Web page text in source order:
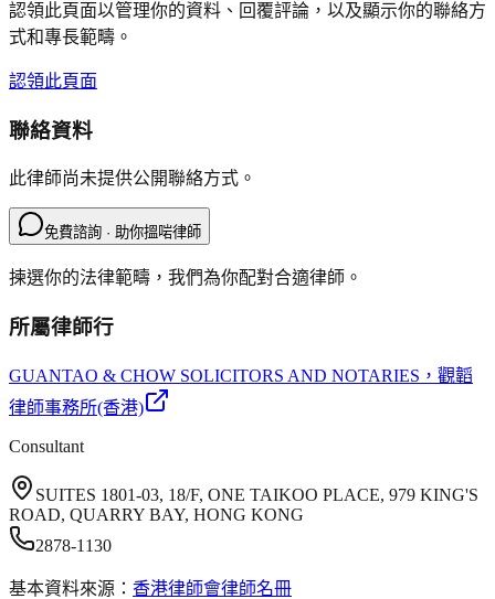
認領此頁面以管理你的資料、回覆評論，以及顯示你的聯絡方
式和專長範疇。
認領此頁面
聯絡資料
此律師尚未提供公開聯絡方式。
免費諮詢 · 助你搵啱律師
揀選你的法律範疇，我們為你配對合適律師。
所屬律師行
GUANTAO & CHOW SOLICITORS AND NOTARIES ，觀韜
律師事務所(香港)
Consultant
SUITES 1801-03, 18/F, ONE TAIKOO PLACE, 979 KING'S
ROAD, QUARRY BAY, HONG KONG
2878-1130
基本資料來源： 香港律師會律師名冊